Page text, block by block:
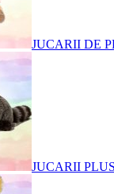
JUCARII DE
JUCARII